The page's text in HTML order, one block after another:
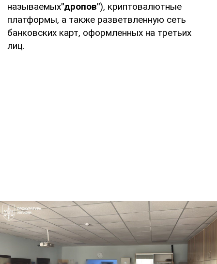
называемых"дропов"), криптовалютные
платформы, а также разветвленную сеть
банковских карт, оформленных на третьих
лиц.